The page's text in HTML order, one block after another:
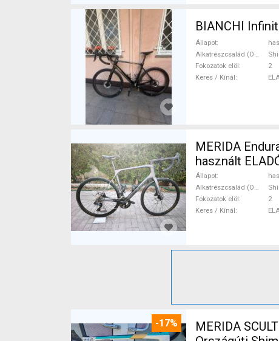
BIANCHI
Állapot
Alkatrészcsalád (Outi)
Fokozatok elöl
2
Keres / Kínál
MERIDA
használt
Állapot
Alkatrészcsalád (Outi)
Fokozatok elöl
2
Keres / Kínál
-17%
MERIDA